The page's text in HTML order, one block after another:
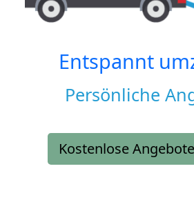
Entspannt
Persönliche
Kostenlose